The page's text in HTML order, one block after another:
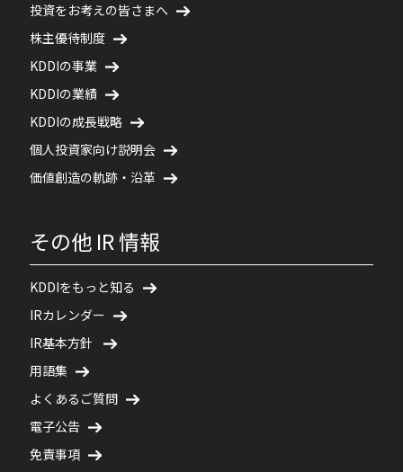
投資をお考えの皆さまへ
株主優待制度
KDDIの事業
KDDIの業績
KDDIの成長戦略
個人投資家向け説明会
価値創造の軌跡・沿革
その他 IR 情報
KDDIをもっと知る
IRカレンダー
IR基本方針
用語集
よくあるご質問
電子公告
免責事項